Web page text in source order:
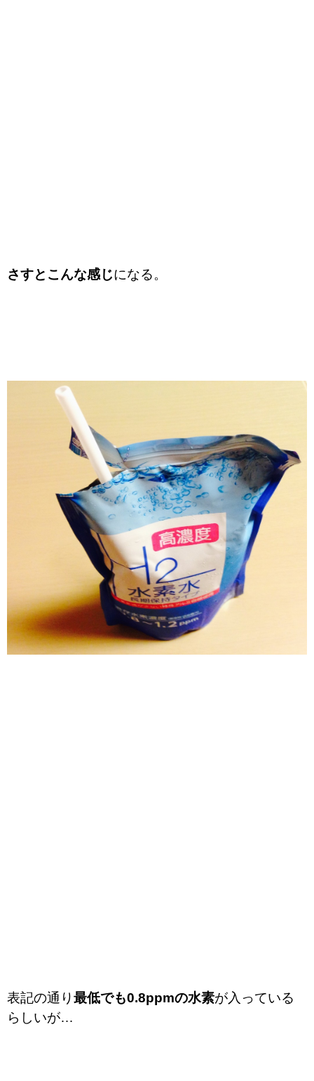
さすとこんな感じになる。
表記の通り最低でも0.8ppmの水素が入っている
らしいが…